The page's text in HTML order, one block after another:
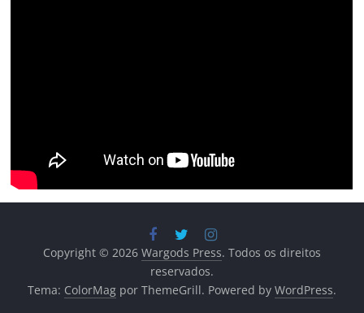
Copyright © 2026 Wargods Press. Todos os direitos
reservados.
Tema: ColorMagpor ThemeGrill. Powered by WordPress.